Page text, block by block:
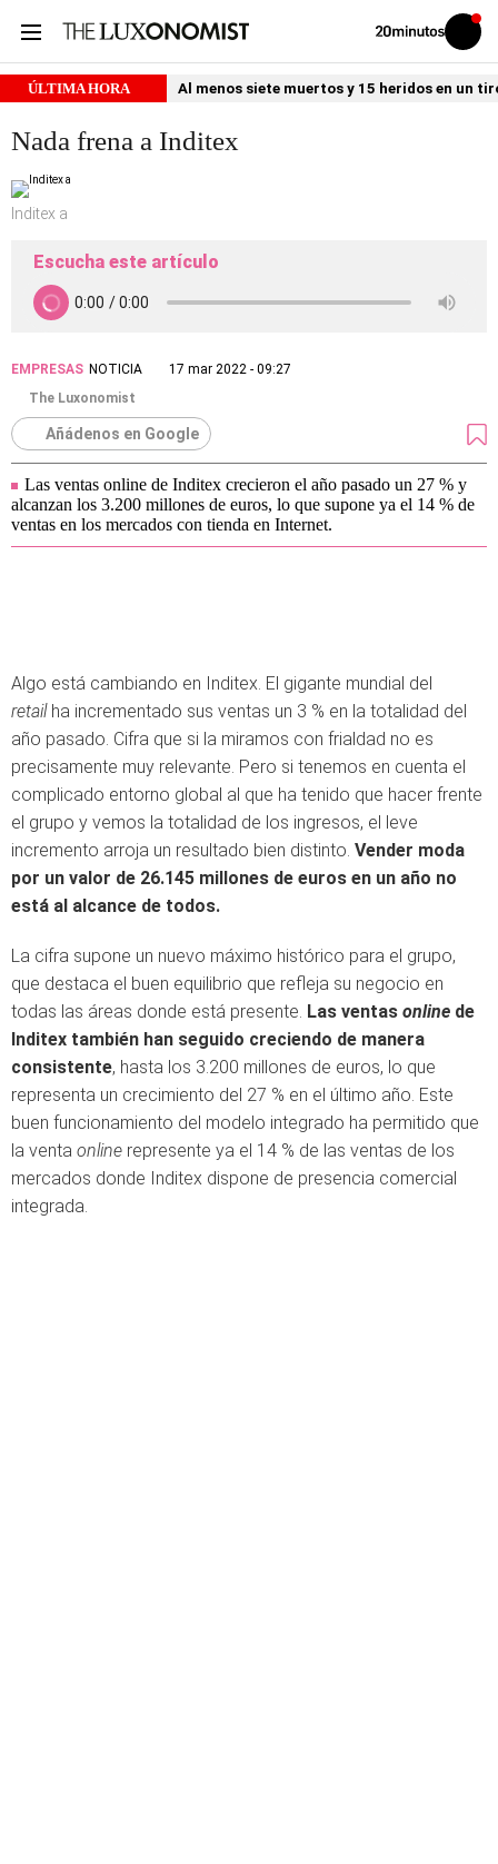
Volver
Iniciar
sesión
ÚLTIMA HORA Al menos siete muertos y 15 heridos en un
Nada frena a Inditex
Inditex a
Escucha este artículo
EMPRESAS NOTICIA
17 mar 2022 - 09:27
The Luxonomist
Añádenos en Google
Las ventas online de Inditex crecieron el año pasado un 27 % y
alcanzan los 3.200 millones de euros, lo que supone ya el 14 % de
ventas en los mercados con tienda en Internet.
Algo está cambiando en Inditex. El gigante mundial del
retail ha incrementado sus ventas un 3 % en la totalidad del
año pasado. Cifra que si la miramos con frialdad no es
precisamente muy relevante. Pero si tenemos en cuenta el
complicado entorno global al que ha tenido que hacer frente
el grupo y vemos la totalidad de los ingresos, el leve
incremento arroja un resultado bien distinto. Vender moda
por un valor de 26.145 millones de euros en un año no
está al alcance de todos.
La cifra supone un nuevo máximo histórico para el grupo,
que destaca el buen equilibrio que refleja su negocio en
todas las áreas donde está presente. Las ventas online de
Inditex también han seguido creciendo de manera
consistente, hasta los 3.200 millones de euros, lo que
representa un crecimiento del 27 % en el último año. Este
buen funcionamiento del modelo integrado ha permitido que
la venta online represente ya el 14 % de las ventas de los
mercados donde Inditex dispone de presencia comercial
integrada.